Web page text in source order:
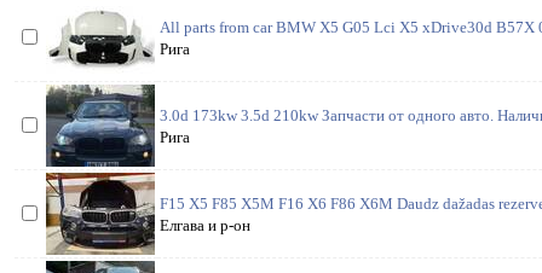
All parts from car BMW X5 G05 Lci X5 xDrive30d B57X
Рига
3.0d 173kw 3.5d 210kw Запчасти от одного авто.
Рига
F15 X5 F85 X5M F16 X6 F86 X6M Daudz dažadas
Елгава и р-он